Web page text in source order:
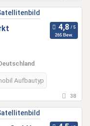
265 Bew.
Aufbautyp
38